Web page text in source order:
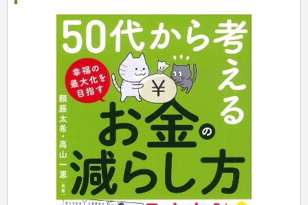
音と光のでる絵本
えんぴつちょう
簿記検定
看護・薬学
ケアマネジャー
介護・社会福祉士
保育士
司法書士・社労士
行政書士・宅建
衛生管理・運行管理
建築・土木
電気・危険物
調理師
マネー・株・資産
ビジネス・法律
簿記・経理・税金・保険
その他ビジネス
自己啓発
自己啓発
ビジネス読み物
国内・海外旅行
国外旅行
国内旅行
散歩・グルメ
地理・歴史
地理・地図
成美文庫
その他文庫
ダイアリー
ダイアリー
プラチナダイアリー プレステージ